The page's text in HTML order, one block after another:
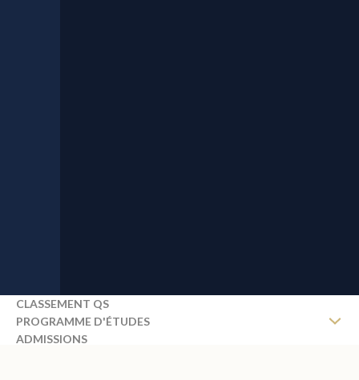
CLASSEMENT QS
PROGRAMME D'ÉTUDES
ADMISSIONS